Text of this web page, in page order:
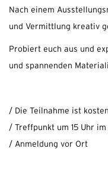
Nach einem
und Vermittlung kreativ
Probiert euch aus und
und spannenden
/ Die Teilnahme ist
/ Treffpunkt um 15 Uhr
/ Anmeldung vor Ort